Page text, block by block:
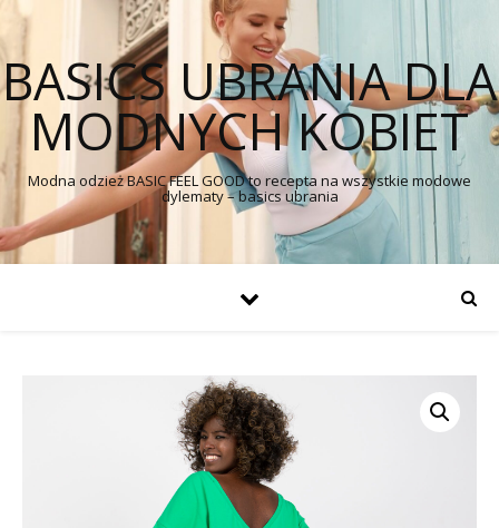
BASICS UBRANIA DLA
MODNYCH KOBIET
Modna odzież BASIC FEEL GOOD to recepta na wszystkie modowe
dylematy – basics ubrania